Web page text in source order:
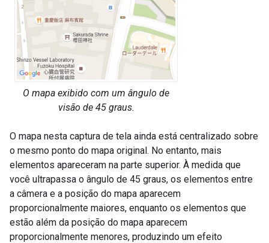
O mapa exibido com um ângulo de
visão de 45 graus.
O mapa nesta captura de tela ainda está centralizado sobre
o mesmo ponto do mapa original. No entanto, mais
elementos apareceram na parte superior. À medida que
você ultrapassa o ângulo de 45 graus, os elementos entre
a câmera e a posição do mapa aparecem
proporcionalmente maiores, enquanto os elementos que
estão além da posição do mapa aparecem
proporcionalmente menores, produzindo um efeito